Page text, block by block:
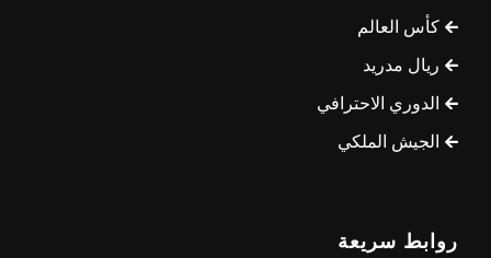
كأس العالم
ريال مدريد
الدوري الاحترافي
الجيش الملكي
روابط سريعة